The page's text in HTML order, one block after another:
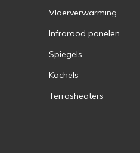
Vloerverwarming
Infrarood panelen
Spiegels
Kachels
Terrasheaters